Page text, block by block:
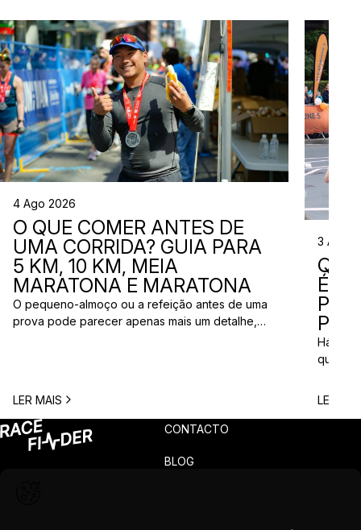
4 Ago 2026
O QUE COMER ANTES DE
UMA CORRIDA? GUIA PARA
5 KM, 10 KM, MEIA
MARATONA E MARATONA
O pequeno-almoço ou a refeição antes de uma
prova pode parecer apenas mais um detalhe,
corredores: o que comer antes de uma corrida?
A […]
LER MAIS
3 Ago
ÉS?
Há
quem
para
LER
CONTACTO
BLOG